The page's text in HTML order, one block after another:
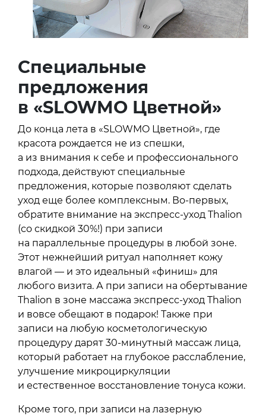
Специальные
предложения
в «SLOWMO Цветной»
До конца лета в «SLOWMO Цветной», где
красота рождается не из спешки,
а из внимания к себе и профессионального
подхода, действуют специальные
предложения, которые позволяют сделать
уход еще более комплексным. Во-первых,
обратите внимание на экспресс-уход Thalion
(со скидкой 30%!) при записи
на параллельные процедуры в любой зоне.
Этот нежнейший ритуал наполняет кожу
влагой — и это идеальный «финиш» для
любого визита. А при записи на обертывание
Thalion в зоне массажа экспресс-уход Thalion
и вовсе обещают в подарок! Также при
записи на любую косметологическую
процедуру дарят 30-минутный массаж лица,
который работает на глубокое расслабление,
улучшение микроциркуляции
и естественное восстановление тонуса кожи.
Кроме того, при записи на лазерную